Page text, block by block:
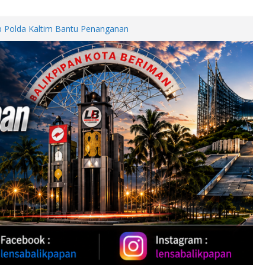
Melalui Silaturahmi dan
Polda Kaltim Bantu Penanganan
Provinsi Jawa Tengah Jajaki
Oil 2026, Kapolda Kaltim
Karhutla
DI JALAN PATTIMURA
WARGA MINTA SEGERA